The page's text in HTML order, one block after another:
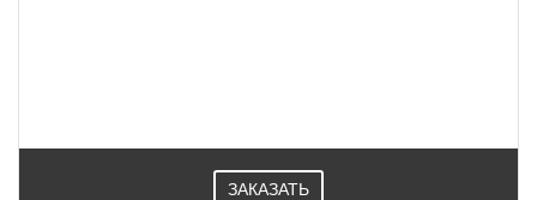
ЗАКАЗАТЬ